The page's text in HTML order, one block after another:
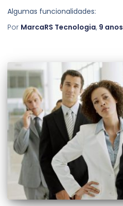
Algumas funcionalidades:
Por MarcaRS Tecnologia, 9 anos